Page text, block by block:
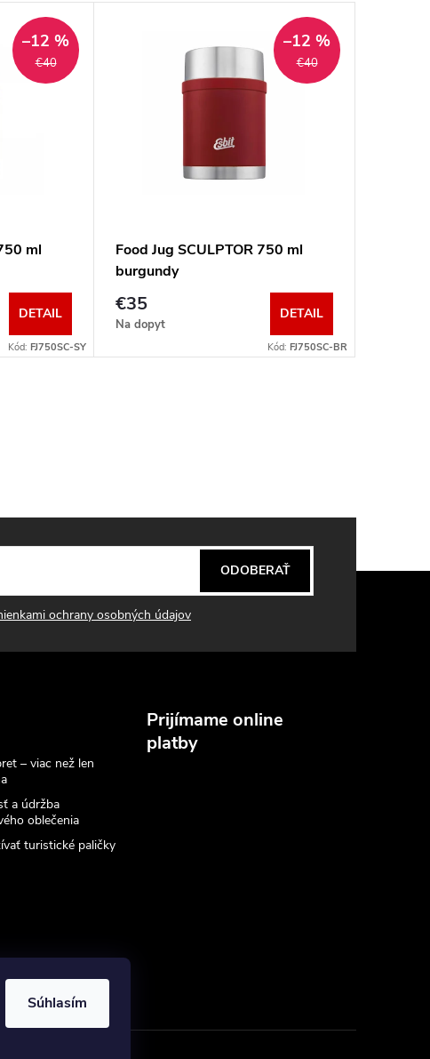
Súhlasím
€40
–12 %
ml
DETAIL
Kód: FJ750SC-SY
€40
–12 %
Food Jug SCULPTOR 750 ml
burgundy
€35
Na dopyt
DETAIL
Kód: FJ750SC-BR
ochrany osobných údajov
ODOBERAŤ
– viac než len
a údržba
oblečenia
turistické paličky
Prijímame online
platby